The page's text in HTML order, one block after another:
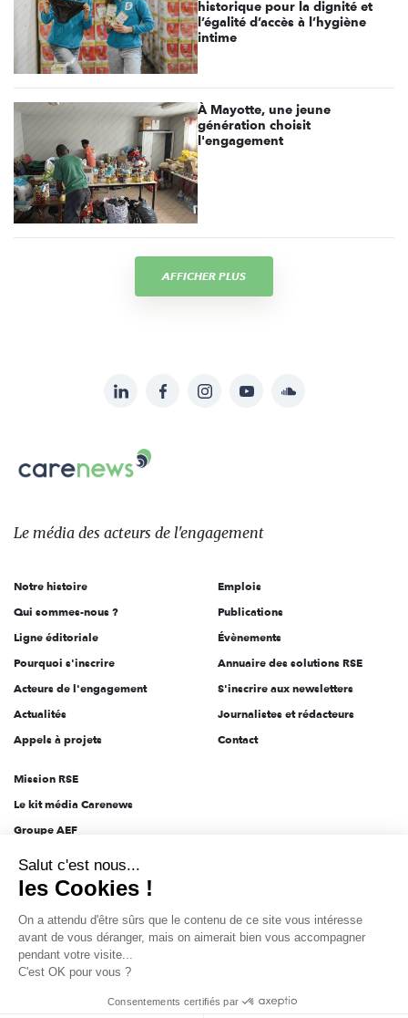
historique pour la dignité et
l’égalité d’accès à l’hygiène
intime
À Mayotte, une jeune
génération choisit
l'engagement
AFFICHER PLUS
sur:
LinkedInFacebookInstagramYouTubeSoundcloud
Le
des
l'engagement
Le média des acteurs de l'engagement
Notre histoire
Qui sommes-nous ?
Ligne éditoriale
Pourquoi s'inscrire
Acteurs de l'engagement
Actualités
Appels à projets
Emplois
Publications
Évènements
Annuaire des solutions RSE
S'inscrire aux newsletters
Journalistes et rédacteurs
Contact
Mission RSE
Le kit média Carenews
Groupe AEF
Novethic
Inclusiv Day
Données personnelles Mentions légales 2025-2026 Tout droits réservés
les Cookies !
ce site vous intéresse avant de vous
déranger, mais on aimerait bien vous accompagner pendant votre
visite...
C'est OK pour vous ?
Consentements certifiés par